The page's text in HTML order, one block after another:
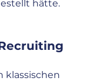
hätte.
klassischen